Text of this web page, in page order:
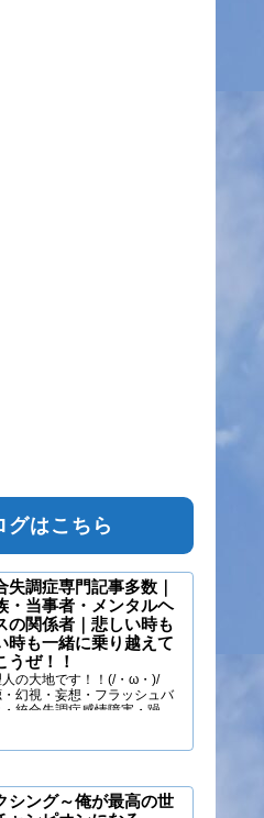
グはこちら
失調症専門記事多数｜
・当事者・メンタルヘ
の関係者｜悲しい時も
時も一緒に乗り越えて
うぜ！！
人の大地です！！(/・ω・)/
幻視・妄想・フラッシュバ
・統合失調症感情障害・躁う
シング～俺が最高の世